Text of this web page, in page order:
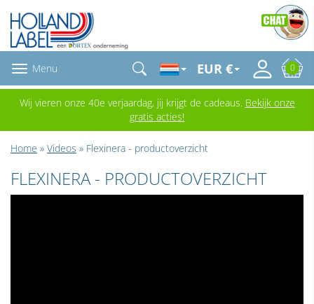
Menu EUR € 0
Wij vieren onze 40e verjaardag, jij krijgt de cadeaus. Bekijk onze
gratis acties!
Home » Videos » Flexinera - productoverzicht
FLEXINERA - PRODUCTOVERZICHT